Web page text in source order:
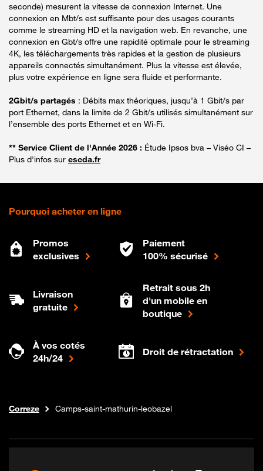
seconde) mesurent la vitesse de connexion Internet. Une
connexion en Mbt/s est suffisante pour des usages courants
comme le streaming HD et la navigation web. En revanche, une
connexion en Gbt/s offre une rapidité optimale pour le streaming
4K, les téléchargements très rapides et la gestion de plusieurs
appareils connectés simultanément. Plus la vitesse est élevée,
plus votre expérience en ligne sera fluide et performante.
2Gbit/s partagés : Débits max théoriques, jusqu’à 1 Gbit/s par
port Ethernet, dans la limite de 2 Gbit/s utilisés simultanément sur
l’ensemble des ports Ethernet et en Wi-Fi.
** Service Client de l'Année 2026 : Étude Ipsos bva – Viséo CI –
Plus d'infos sur escda.fr
Pourquoi acheter en ligne
Promos
exclusives
Paiement
100% sécurisé
Livraison
gratuite
Retrait sous 2h
d'un mobile en
boutique
À vos cotés
24h/24
Droit de rétractation
Boutique Orange
Internet fibreNouvelle-aquitaine
Correze Camps-saint-mathurin-leobazel